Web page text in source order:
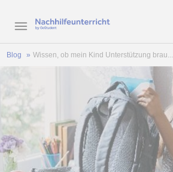
Blog Wissen, ob mein Kind Unterstützung brau...